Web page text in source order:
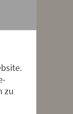
zu